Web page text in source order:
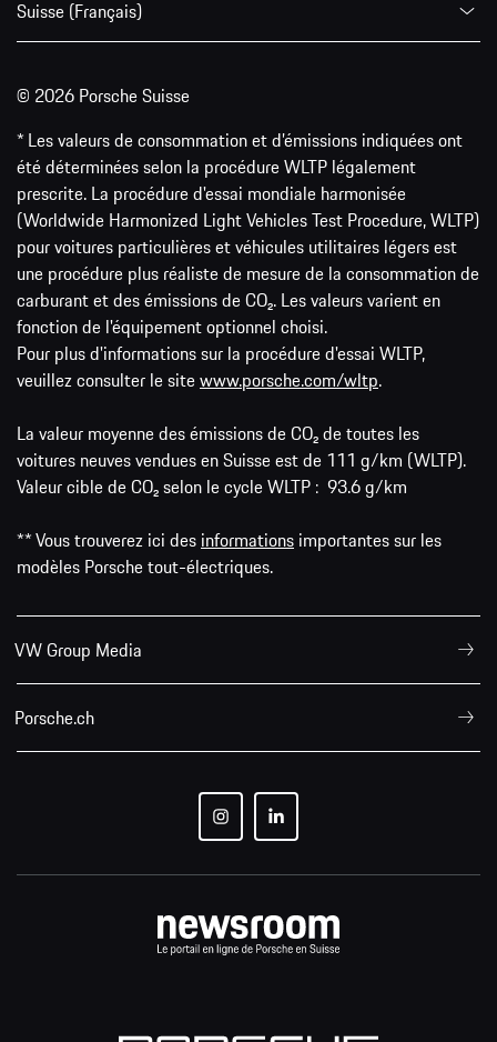
Suisse (Français)
© 2026 Porsche Suisse
* Les valeurs de consommation et d’émissions indiquées ont
été déterminées selon la procédure WLTP légalement
prescrite. La procédure d'essai mondiale harmonisée
(Worldwide Harmonized Light Vehicles Test Procedure, WLTP)
pour voitures particulières et véhicules utilitaires légers est
une procédure plus réaliste de mesure de la consommation de
carburant et des émissions de CO₂. Les valeurs varient en
fonction de l'équipement optionnel choisi.
Pour plus d'informations sur la procédure d'essai WLTP,
veuillez consulter le sitewww.porsche.com/wltp.
La valeur moyenne des émissions de CO₂ de toutes les
voitures neuves vendues en Suisse est de 111 g/km (WLTP).
Valeur cible de CO₂ selon le cycle WLTP : 93.6 g/km
** Vous trouverez ici des informations importantes sur les
modèles Porsche tout-électriques.
VW Group Media
Porsche.ch